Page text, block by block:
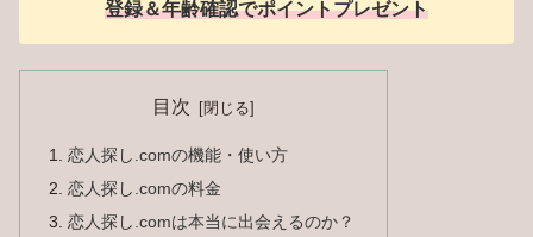
登録＆年齢確認でポイントプレゼント
目次
恋人探し.comの機能・使い方
恋人探し.comの料金
恋人探し.comは本当に出会えるのか？